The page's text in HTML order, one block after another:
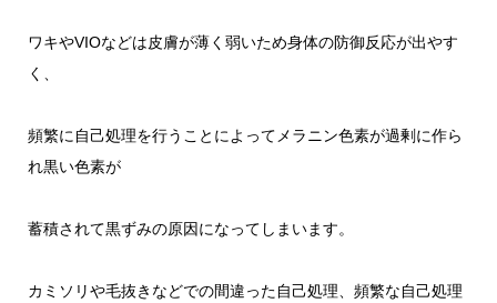
ワキやVIOなどは皮膚が薄く弱いため身体の防御反応が出やす
く、
頻繁に自己処理を行うことによってメラニン色素が過剰に作ら
れ黒い色素が
蓄積されて黒ずみの原因になってしまいます。
カミソリや毛抜きなどでの間違った自己処理、頻繁な自己処理